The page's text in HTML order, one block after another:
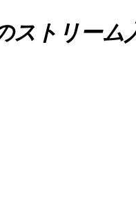
ストリーム